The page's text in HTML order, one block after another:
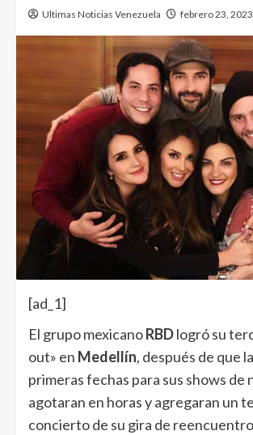
Ultimas Noticias Venezuela febrero 23, 2023
[ad_1]
El grupo mexicanoRBDlogró su
out» en Medellín, después de que
primeras fechas para sus shows de
agotaran en horas y agregaran un
concierto de su gira de